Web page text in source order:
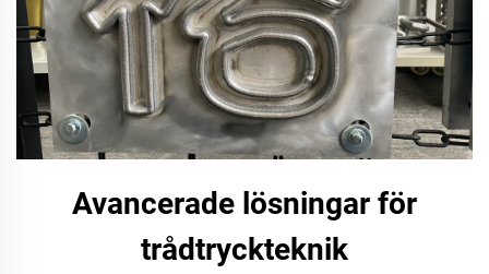
Avancerade lösningar för
trådtryckteknik